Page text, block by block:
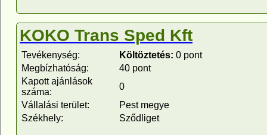
KOKO Trans Sped Kft
Tevékenység: Költöztetés: 0 pont
Megbízhatóság:
40 pont
Kapott ajánlások
száma:
0
Vállalási terület:
Pest megye
Székhely:
Sződliget